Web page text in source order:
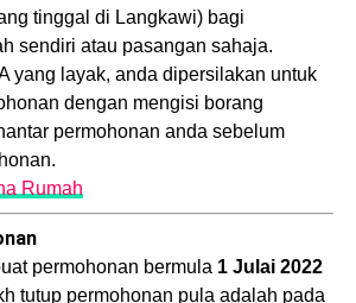
tinggal di Langkawi) bagi
sendiri atau pasangan sahaja.
yang layak, anda dipersilakan untuk
dengan mengisi borang
permohonan anda sebelum
permohonan bermula 1 Julai 2022
tutup permohonan pula adalah pada